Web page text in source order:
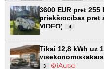
3600 EUR pret
priekšrocības pret
VIDEO)
4
Tikai 12,8 kWh uz
3